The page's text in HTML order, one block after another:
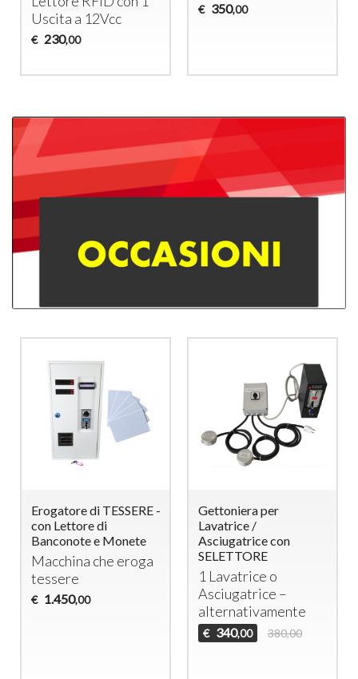
Uscita a 12Vcc
€ 230,00
€ 350,00
Erogatore di TESSERE -
con Lettore di
Banconote e Monete
Macchina che eroga
tessere
€ 1.450,00
Gettoniera per
Lavatrice /
Asciugatrice con
SELETTORE
1 Lavatrice o
Asciugatrice –
alternativamente
€ 340,00 380,00